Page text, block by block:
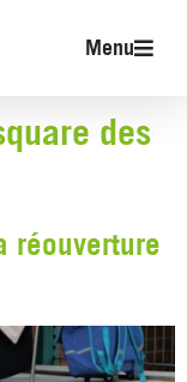
Menu
des
réouverture